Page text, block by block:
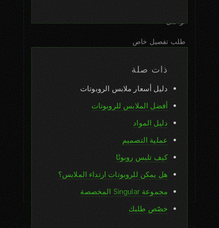
ذات صلة
دليل أسعار ملابس الروبوتات
أفضل الملابس للروبوتات
دليل المواد
عملية التصميم
كيف تلبس روبوتًا
هل يمكن للروبوتات ارتداء الملابس؟
مجموعة Singular المخصصة
خصّص طلبك
تواصل
طلب تفصيل خاص
المدونة
الأسئلة الشائعة
خدمات الشركات
ترخيص الأتيليه
الاستدامة